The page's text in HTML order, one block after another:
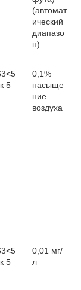
(автомат
ический
диапазо
н)
5
0,1%
насыще
ние
воздуха
5
0,01 мг/
л